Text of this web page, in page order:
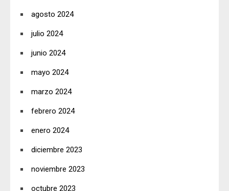
agosto 2024
julio 2024
junio 2024
mayo 2024
marzo 2024
febrero 2024
enero 2024
diciembre 2023
noviembre 2023
octubre 2023